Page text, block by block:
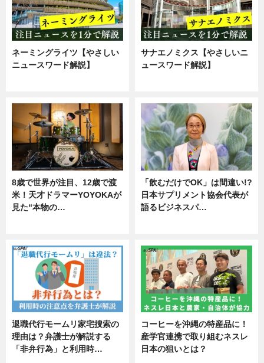
ネーミングライツ【やさしい
ニュースワード解説】
サナエノミクス【やさしいニ
ュースワード解説】
8歳で世界が注目、12歳で渡
米！天才ドラマーYOYOKAが
見た“本物の…
「飲むだけでOK」は間違い!?
日本サプリメント協会代表が
語るビジネスパ…
退職代行モームリ家宅捜索の
理由は？弁護士が解説する
「非弁行為」と利用時…
コーヒーを沖縄の特産品に！
産学官連携で取り組むネスレ
日本の狙いとは？